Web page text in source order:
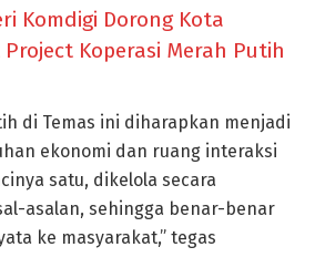
Komdigi Dorong Kota
Koperasi Merah Putih
di Temas ini diharapkan menjadi
ekonomi dan ruang interaksi
satu, dikelola secara
asalan, sehingga benar-benar
ke masyarakat,” tegas